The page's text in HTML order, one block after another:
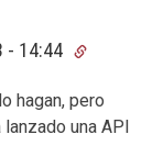
- 14:44
hagan, pero
una API